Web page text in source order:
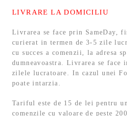
LIVRARE LA DOMICILIU
Livrarea se face prin SameDay,
curierat in termen de 3-5 zile
cu succes a comenzii, la adresa
dumneavoastra. Livrarea se face
zilele lucratoare. In cazul unei
poate intarzia.
Tariful este de 15 de lei pentru
comenzile cu valoare de peste